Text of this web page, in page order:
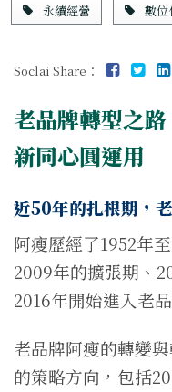
永續經營 數位
Soclai Share：
老品牌轉型之
新同心圓運用
近50年的扎根期，
阿瘦歷經了1952年
2009年的擴張期、
2016年開始進入老
老品牌阿瘦的轉變
的策略方向，包括